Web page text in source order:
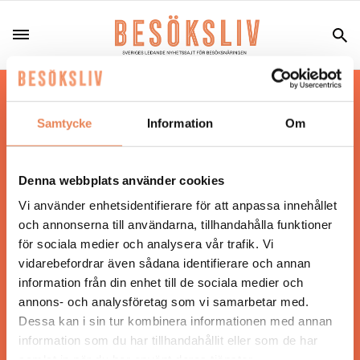
Samtycke Information Om
Denna webbplats använder cookies
Vi använder enhetsidentifierare för att anpassa innehållet
och annonserna till användarna, tillhandahålla funktioner
för sociala medier och analysera vår trafik. Vi
vidarebefordrar även sådana identifierare och annan
information från din enhet till de sociala medier och
annons- och analysföretag som vi samarbetar med.
Dessa kan i sin tur kombinera informationen med annan
information som du har tillhandahållit eller som de har
Hos oss läser du landets mest uppdaterade
nyheter och snackisar inom besöksnäringen.
Besöksliv i sin tryckta form är ett affärsmagasin
Tidningen ges ut avVisita
ANSVARIG UTGIVARE
Jonas Siljhammar
UPPHOVSRÄTT